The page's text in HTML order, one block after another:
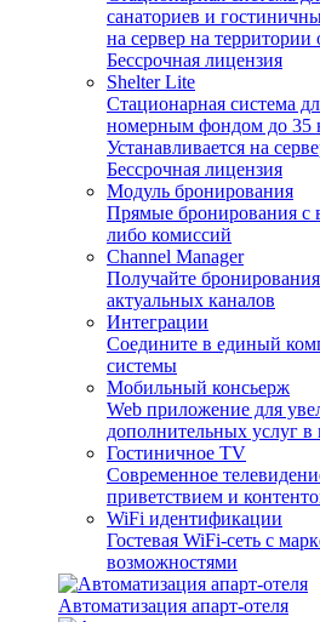
санаториев и
на сервер на территории
Бессрочная лицензия
Shelter Lite
Стационарная система
номерным фондом до 35
Устанавливается на
Бессрочная лицензия
Модуль бронирования
Прямые бронирования с
либо комиссий
Channel Manager
Получайте
актуальных каналов
Интеграции
Соедините в единый
системы
Мобильный консьерж
Web приложение для
дополнительных услуг в
Гостиничное TV
Современное
приветствием и
WiFi идентификации
Гостевая WiFi-сеть с
возможностями
Автоматизация апарт-отеля